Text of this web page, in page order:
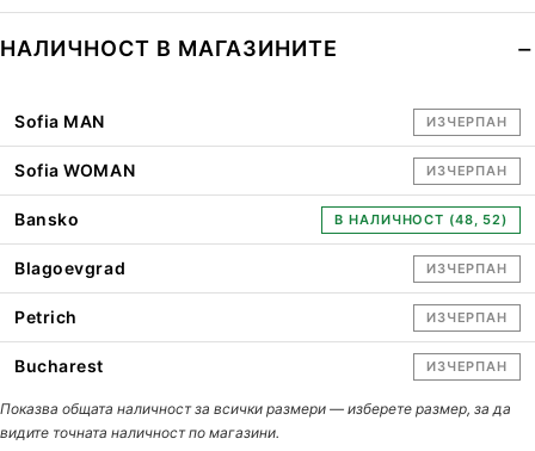
НАЛИЧНОСТ В МАГАЗИНИТЕ
Sofia MAN ИЗЧЕРПАН
Sofia WOMAN ИЗЧЕРПАН
Bansko В НАЛИЧНОСТ (48, 52)
Blagoevgrad ИЗЧЕРПАН
Petrich ИЗЧЕРПАН
Bucharest ИЗЧЕРПАН
Показва общата наличност за всички размери — изберете размер, за да
видите точната наличност по магазини.